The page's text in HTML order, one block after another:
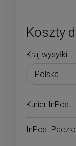
Koszty
Cena nie
Kraj wysyłki:
Kurier InPost
InPost